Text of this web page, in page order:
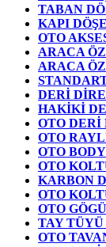
TABAN
KAPI
OTO
ARACA
ARACA
DERİ
HAKİKİ
OTO DERİ
OTO
OTO
OTO
KARBON
OTO
OTO
TAY
OTO